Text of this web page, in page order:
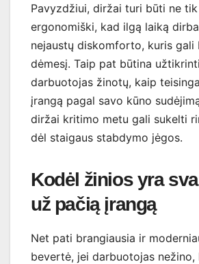
Pavyzdžiui, diržai turi būti ne
ergonomiški, kad ilgą laiką
nejaustų diskomforto, kuris gali
dėmesį. Taip pat būtina
darbuotojas žinotų, kaip
įrangą pagal savo kūno
diržai kritimo metu gali sukelti
dėl staigaus stabdymo jėgos.
Kodėl žinios yra
už pačią įrangą
Net pati brangiausia ir
bevertė, jei darbuotojas nežino,